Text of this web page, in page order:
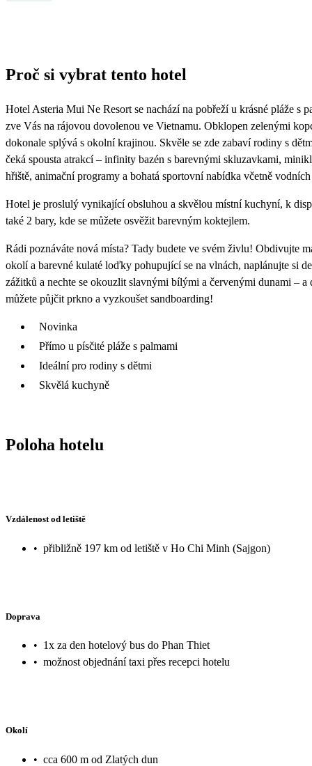
Proč si vybrat tento hotel
Hotel Asteria Mui Ne Resort se nachází na pobřeží u krásné pláže s
zve Vás na rájovou dovolenou ve Vietnamu. Obklopen zelenými
dokonale splývá s okolní krajinou. Skvěle se zde zabaví rodiny s
čeká spousta atrakcí – infinity bazén s barevnými skluzavkami,
hřiště, animační programy a bohatá sportovní nabídka včetně
Hotel je proslulý vynikající obsluhou a skvělou místní kuchyní, k
také 2 bary, kde se můžete osvěžit barevným koktejlem.
Rádi poznáváte nová místa? Tady budete ve svém živlu! Obdivujte
okolí a barevné kulaté loďky pohupující se na vlnách, naplánujte si
zážitků a nechte se okouzlit slavnými bílými a červenými dunami – a
můžete půjčit prkno a vyzkoušet sandboarding!
Novinka
Přímo u písčité pláže s palmami
Ideální pro rodiny s dětmi
Skvělá kuchyně
Poloha hotelu
Vzdálenost od letiště
• přibližně 197 km od letiště v Ho Chi Minh (Sajgon)
Doprava
• 1x za den hotelový bus do Phan Thiet
• možnost objednání taxi přes recepci hotelu
Okolí
• cca 600 m od Zlatých dun